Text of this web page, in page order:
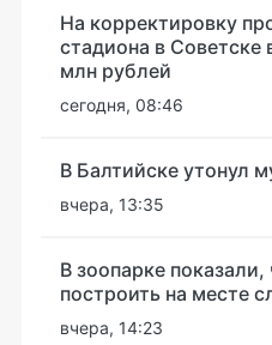
На корректировку
стадиона в Советске
млн рублей
сегодня, 08:46
В Балтийске утонул
вчера, 13:35
В зоопарке
построить на месте
вчера, 14:23